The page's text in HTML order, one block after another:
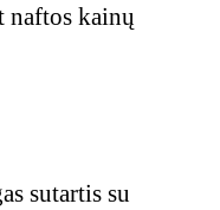
naftos kainų
sutartis su